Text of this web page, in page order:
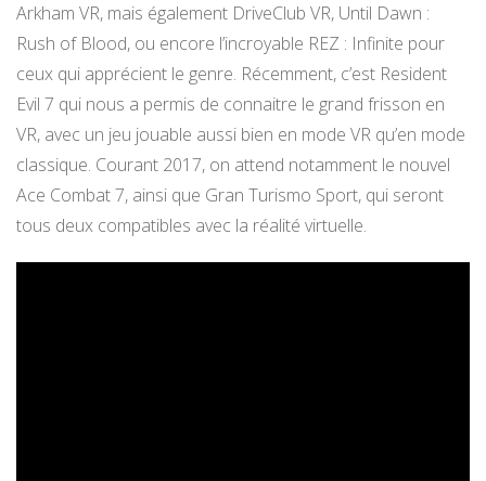
Arkham VR, mais également DriveClub VR, Until Dawn :
Rush of Blood, ou encore l’incroyable REZ : Infinite pour
ceux qui apprécient le genre. Récemment, c’est Resident
Evil 7 qui nous a permis de connaitre le grand frisson en
VR, avec un jeu jouable aussi bien en mode VR qu’en mode
classique. Courant 2017, on attend notamment le nouvel
Ace Combat 7, ainsi que Gran Turismo Sport, qui seront
tous deux compatibles avec la réalité virtuelle.